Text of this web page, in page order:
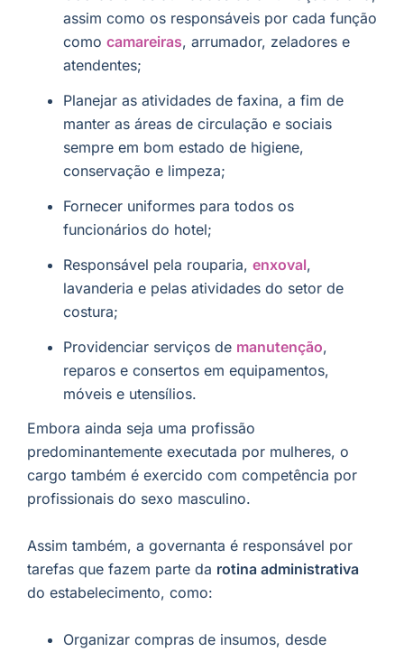
assim como os responsáveis por cada função
como camareiras, arrumador, zeladores e
atendentes;
Planejar as atividades de faxina, a fim de
manter as áreas de circulação e sociais
sempre em bom estado de higiene,
conservação e limpeza;
Fornecer uniformes para todos os
funcionários do hotel;
Responsável pela rouparia, enxoval,
lavanderia e pelas atividades do setor de
costura;
Providenciar serviços de manutenção,
reparos e consertos em equipamentos,
móveis e utensílios.
Embora ainda seja uma profissão
predominantemente executada por mulheres, o
cargo também é exercido com competência por
profissionais do sexo masculino.
Assim também, a governanta é responsável por
tarefas que fazem parte da rotina administrativa
do estabelecimento, como:
Organizar compras de insumos, desde